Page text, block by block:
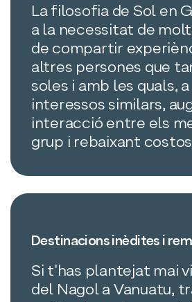
La filosofia de Sol en
a la necessitat de
de compartir
altres persones que
soles i amb les quals,
interessos similars,
interacció entre els
grup i rebaixant
Destinacions inèdites i
Si t'has plantejat mai
del Nagol a Vanuatu,